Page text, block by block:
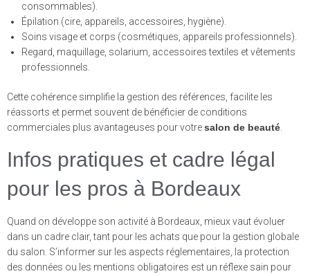
consommables).
Épilation (cire, appareils, accessoires, hygiène).
Soins visage et corps (cosmétiques, appareils professionnels).
Regard, maquillage, solarium, accessoires textiles et vêtements
professionnels.
Cette cohérence simplifie la gestion des références, facilite les
réassorts et permet souvent de bénéficier de conditions
commerciales plus avantageuses pour votresalon de beauté
Infos pratiques et cadre légal
pour les pros à Bordeaux
Quand on développe son activité à Bordeaux, mieux vaut évoluer
dans un cadre clair, tant pour les achats que pour la gestion globale
du salon. S’informer sur les aspects réglementaires, la protection
des données ou les mentions obligatoires est un réflexe sain pour